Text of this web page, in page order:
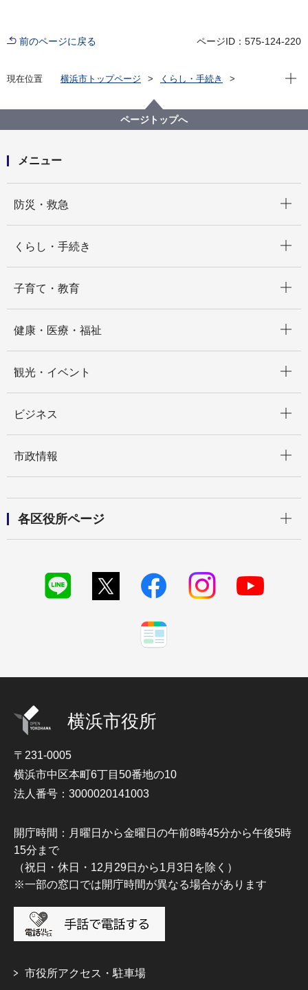
前のページに戻る ページID：575-124-220
現在位置 横浜市トップページ
くらし・手続き
ごみと資源の分け方・出し方
ごみと資源の収集曜日
中区の収集曜日
中区の収集曜日 は～へ
現在
ページトップへ
メニュー
防災・救急
くらし・手続き
子育て・教育
健康・医療・福祉
観光・イベント
ビジネス
市政情報
各区役所ページ
横浜市役所
〒231-0005
横浜市中区本町6丁目50番地の10
法人番号：3000020141003
開庁時間：月曜日から金曜日の午前8時45分から午後5時
15分まで
（祝日・休日・12月29日から1月3日を除く）
※一部の窓口では開庁時間が異なる場合があります
市役所アクセス・駐車場